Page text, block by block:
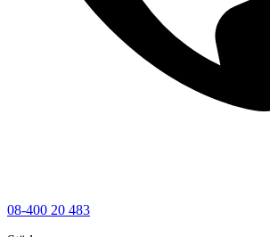
08-400 20 483